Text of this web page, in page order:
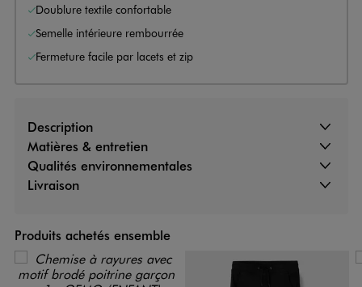
Doublure textile confortable
Semelle intérieure rembourrée
Fermeture facile par lacets et zip
Description
Matières & entretien
Qualités environnementales
Livraison
Produits achetés ensemble